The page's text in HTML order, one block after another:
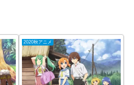
2020秋アニメ